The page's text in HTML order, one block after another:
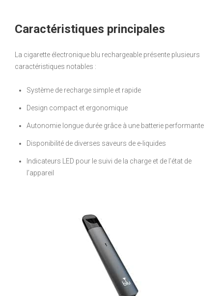
Caractéristiques principales
La cigarette électronique blu rechargeable présente plusieurs
caractéristiques notables :
Système de recharge simple et rapide
Design compact et ergonomique
Autonomie longue durée grâce à une batterie performante
Disponibilité de diverses saveurs de e-liquides
Indicateurs LED pour le suivi de la charge et de l’état de
l’appareil